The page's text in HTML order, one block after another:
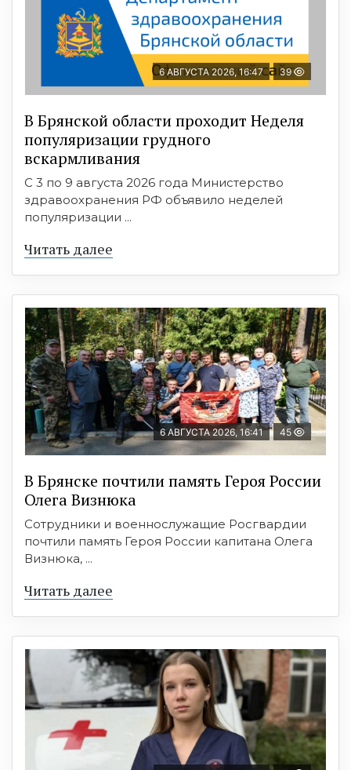
6 АВГУСТА 2026, 16:47 39
В Брянской области проходит Неделя
популяризации грудного
вскармливания
С 3 по 9 августа 2026 года Министерство
здравоохранения РФ объявило неделей
популяризации ...
Читать далее
6 АВГУСТА 2026, 16:41 45
В Брянске почтили память Героя России
Олега Визнюка
Сотрудники и военнослужащие Росгвардии
почтили память Героя России капитана Олега
Визнюка, ...
Читать далее